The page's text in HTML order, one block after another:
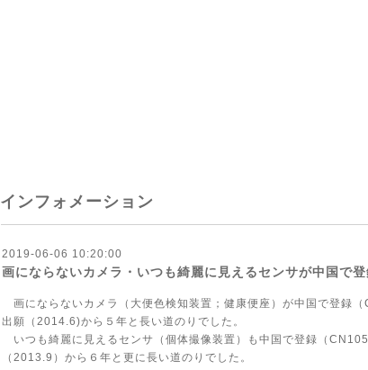
インフォメーション
2019-06-06 10:20:00
画にならないカメラ・いつも綺麗に見えるセンサが中国で登
画にならないカメラ（大便色検知装置；健康便座）が中国で登録
出願（2014.6)から５年と長い道のりでした。
いつも綺麗に見えるセンサ（個体撮像装置）も中国で登録（
（2013.9）から６年と更に長い道のりでした。